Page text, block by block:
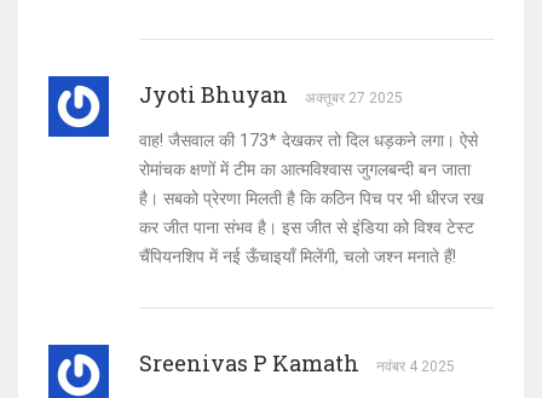
Jyoti Bhuyan अक्तूबर 27 2025
वाह! जैसवाल की 173* देखकर तो दिल धड़कने लगा। ऐसे
रोमांचक क्षणों में टीम का आत्मविश्वास जुगलबन्दी बन जाता
है। सबको प्रेरणा मिलती है कि कठिन पिच पर भी धीरज रख
कर जीत पाना संभव है। इस जीत से इंडिया को विश्व टेस्ट
चैंपियनशिप में नई ऊँचाइयाँ मिलेंगी, चलो जश्न मनाते हैं!
Sreenivas P Kamath नवंबर 4 2025